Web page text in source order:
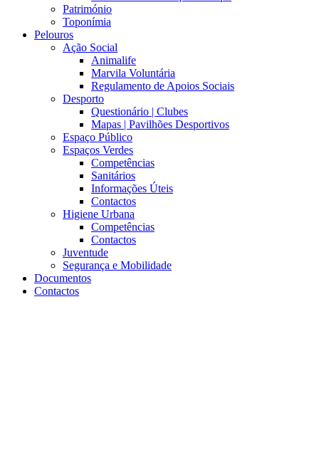
Património
Toponímia
Pelouros
Ação Social
Animalife
Marvila Voluntária
Regulamento de Apoios Sociais
Desporto
Questionário | Clubes
Mapas | Pavilhões Desportivos
Espaço Público
Espaços Verdes
Competências
Sanitários
Informações Úteis
Contactos
Higiene Urbana
Competências
Contactos
Juventude
Segurança e Mobilidade
Documentos
Contactos